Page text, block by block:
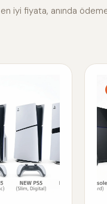
iyi fiyata, anında